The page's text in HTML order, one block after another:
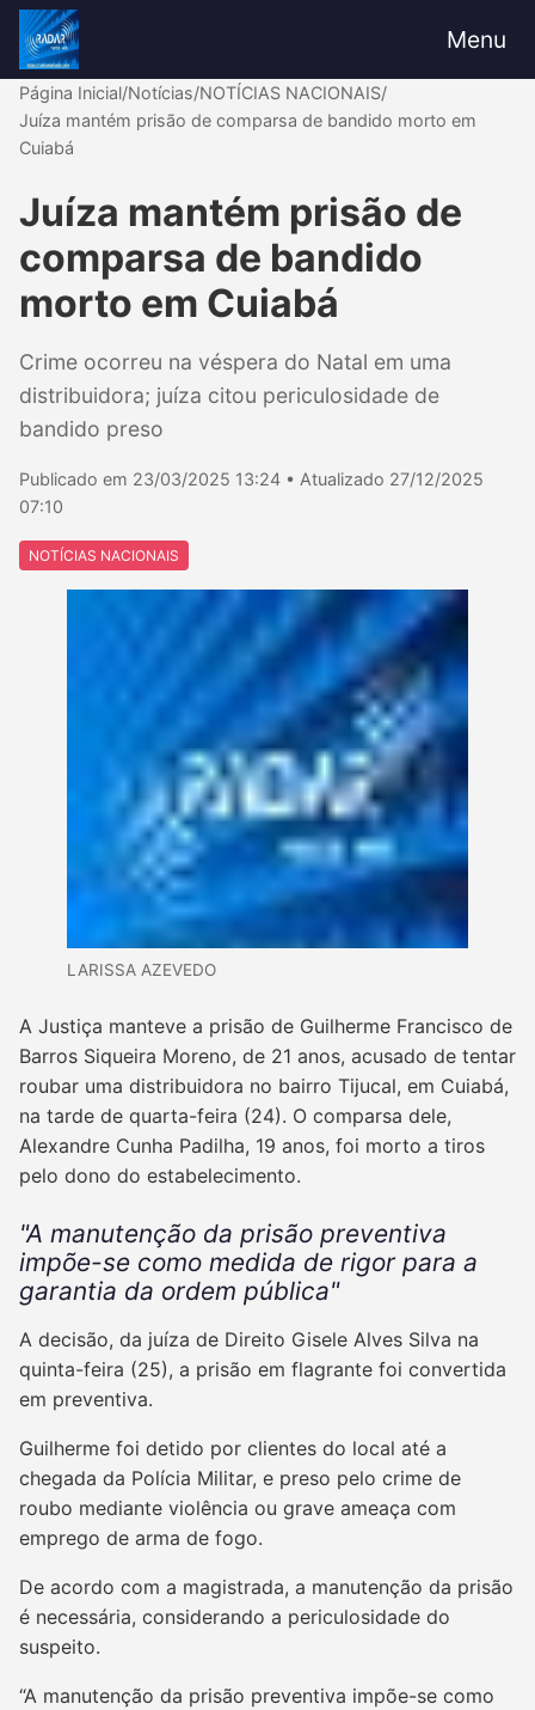
Menu
Página Inicial/Notícias/NOTÍCIAS NACIONAIS/
Juíza mantém prisão de comparsa de bandido morto em
Cuiabá
Juíza mantém prisão de
comparsa de bandido
morto em Cuiabá
Crime ocorreu na véspera do Natal em uma
distribuidora; juíza citou periculosidade de
bandido preso
Publicado em 23/03/2025 13:24 • Atualizado 27/12/2025
07:10
NOTÍCIAS NACIONAIS
LARISSA AZEVEDO
A Justiça manteve a prisão de Guilherme Francisco de
Barros Siqueira Moreno, de 21 anos, acusado de tentar
roubar uma distribuidora no bairro Tijucal, em Cuiabá,
na tarde de quarta-feira (24). O comparsa dele,
Alexandre Cunha Padilha, 19 anos, foi morto a tiros
pelo dono do estabelecimento.
"A manutenção da prisão preventiva
impõe-se como medida de rigor para a
garantia da ordem pública"
A decisão, da juíza de Direito Gisele Alves Silva na
quinta-feira (25), a prisão em flagrante foi convertida
em preventiva.
Guilherme foi detido por clientes do local até a
chegada da Polícia Militar, e preso pelo crime de
roubo mediante violência ou grave ameaça com
emprego de arma de fogo.
De acordo com a magistrada, a manutenção da prisão
é necessária, considerando a periculosidade do
suspeito.
“A manutenção da prisão preventiva impõe-se como